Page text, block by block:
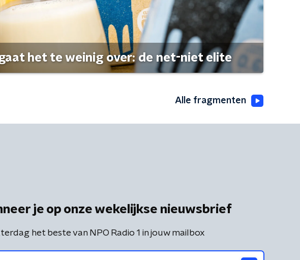
het te weinig over: de net-niet elite
Alle fragmenten
je op onze wekelijkse nieuwsbrief
het beste van NPO Radio 1 in jouw mailbox